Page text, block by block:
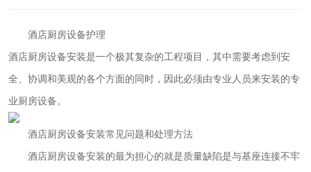
酒店厨房设备护理
酒店厨房设备安装是一个极其复杂的工程项目，其中需要考虑到安
全、协调和美观的各个方面的同时，因此必须由专业人员来安装的专
业厨房设备。
酒店厨房设备安装常见问题和处理方法
酒店厨房设备安装的最为担心的就是质量缺陷是与基座连接不牢